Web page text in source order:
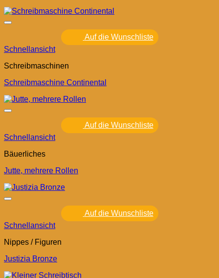
Auf die Wunschliste
Schnellansicht
Schreibmaschinen
Schreibmaschine Continental
Auf die Wunschliste
Schnellansicht
Bäuerliches
Jutte, mehrere Rollen
Auf die Wunschliste
Schnellansicht
Nippes / Figuren
Justizia Bronze